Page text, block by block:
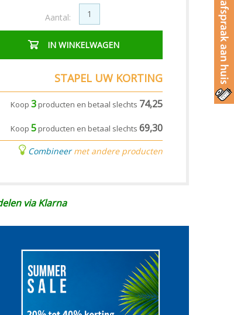
Aantal:
IN WINKELWAGEN
STAPEL UW KORTING
Koop 3 producten en betaal slechts 74,25
Koop 5 producten en betaal slechts 69,30
Combineermet andere producten
via Klarna